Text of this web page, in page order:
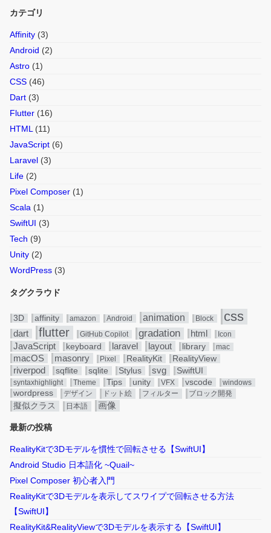
カテゴリ
Affinity (3)
Android (2)
Astro (1)
CSS (46)
Dart (3)
Flutter (16)
HTML(11)
JavaScript (6)
Laravel (3)
Life (2)
Pixel Composer (1)
Scala (1)
SwiftUI (3)
Tech (9)
Unity (2)
WordPress (3)
タグクラウド
3D affinity amazon Android animation Block css
dart flutter GitHub Copilot gradation html Icon
JavaScript keyboard laravel layout library mac
macOS masonry Pixel RealityKit RealityView
riverpod sqflite sqlite Stylus svg SwiftUI
syntaxhighlight Theme Tips unity VFX vscode windows
wordpress デザイン ドット絵 フィルター ブロック開発
擬似クラス 日本語 画像
最新の投稿
RealityKitで3Dモデルを慣性で回転させる【SwiftUI】
Android Studio 日本語化 ~Quail~
Pixel Composer 初心者入門
RealityKitで3Dモデルを表示してスワイプで回転させる方法
【SwiftUI】
RealityKit&RealityViewで3Dモデルを表示する【SwiftUI】